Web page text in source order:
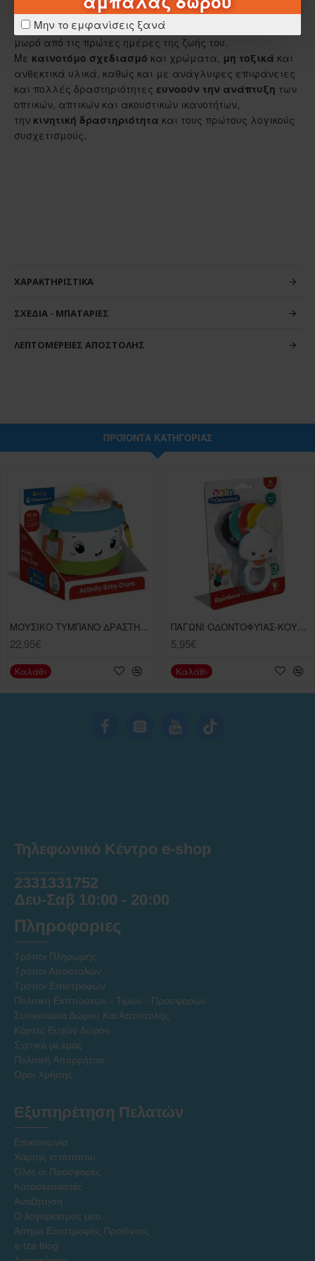
Μην το εμφανίσεις ξανά
Τα παιχνίδια της σειράς Baby Clementoni βοηθούν τους
γονείς ναεπικοινωνούν και να αλληλεπιδρούν
μωρό από τις πρώτες ημέρες της ζωής του.
Με καινοτόμο σχεδιασμό και χρώματα, μη τοξικά και
ανθεκτικά υλικά, καθώς και με ανάγλυφες επιφάνειες
και πολλές δραστηριότητες ευνοούν την ανάπτυξη των
οπτικών, απτικών και ακουστικών ικανοτήτων,
την κινητική δραστηριότητα και τους πρώτους λογικούς
συσχετισμούς.
ΧΑΡΑΚΤΗΡΙΣΤΙΚΆ
ΣΧΈΔΙΑ - ΜΠΑΤΑΡΊΕΣ
ΛΕΠΤΟΜΈΡΕΙΕΣ ΑΠΟΣΤΟΛΉΣ
ΠΡΟΪΌΝΤΑ ΚΑΤΗΓΟΡΊΑΣ
ΜΟΥΣΙΚΟ ΤΥΜΠΑΝΟ ΔΡΑΣΤΗΡΙΟΤΗΤΩΝ CLEMENTONI ΒΡΕΦΙΚΟ ΠΑΙΧΝΙΔI
22,95€
Καλάθι
ΠΑΓΩΝΙ ΟΔΟΝΤΟΦΥΪΑΣ-ΚΟΥΔΟΥΝΙΣΤΡΑ CLEMENTONI ΒΡΕΦΙΚΟ ΠΑΙΧΝΙΔΙ ΓΙΑ 3+ ΜΗΝΩΝ
5,95€
Καλάθι
Τηλεφωνικό Κέντρο e-shop
2331331752
Δευ-Σαβ 10:00 - 20:00
Πληροφοριες
Τρόποι Πληρωμής
Τρόποι Αποστολών
Τρόποι Επιστροφών
Πολιτική Εκπτώσεων - Τιμών - Προσφορών
Συσκευασία Δώρου Και Αποστολής
Κάρτες Ευχών δώρου
Σχετικά με εμάς
Πολιτική Απορρήτου
Όροι Χρήσης
Εξυπηρέτηση Πελατών
Επικοινωνία
Χάρτης ιστότοπου
Όλες οι Προσφορές
Κατασκευαστές
Αναζήτηση
Ο λογαριασμός μου
Αίτημα Επιστροφής Προϊόντος
e-tza blog